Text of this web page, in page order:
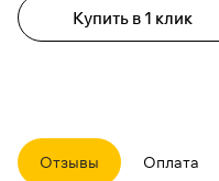
Купить в 1 клик
Отзывы Оплата